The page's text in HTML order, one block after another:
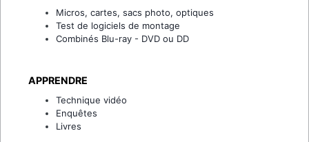
Micros, cartes, sacs photo, optiques
Test de logiciels de montage
Combinés Blu-ray - DVD ou DD
APPRENDRE
Technique vidéo
Enquêtes
Livres